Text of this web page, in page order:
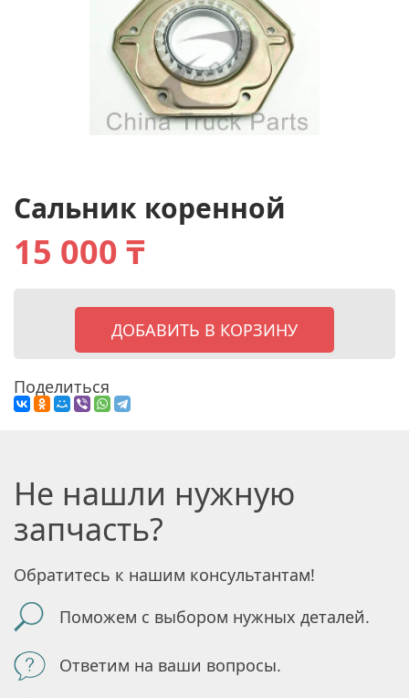
Сальник коренной
15 000 ₸
ДОБАВИТЬ В КОРЗИНУ
Поделиться
Не нашли нужную
запчасть?
Обратитесь к нашим консультантам!
Поможем с выбором нужных деталей.
Ответим на ваши вопросы.